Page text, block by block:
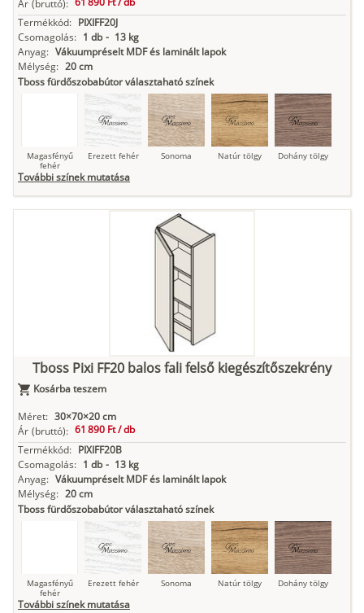
Ár (bruttó):
Termékkód: PIXIFF20J
Csomagolás: 1 db - 13 kg
Anyag: Vákuumpréselt MDF és laminált lapok
Mélység: 20 cm
Tboss fürdőszobabútor választaható színek
Magasfényű
fehér
Erezett fehér Sonoma Natúr tölgy Dohány tölgy
Loft beton
Nádzöld
Antracit Matt fekete
További színek mutatása
Tboss Pixi FF20 balos fali felső kiegészítőszekrény
Kosárba teszem
Méret: 30×70×20 cm
Ár (bruttó): 61 890 Ft /db
Termékkód: PIXIFF20B
Csomagolás: 1 db - 13 kg
Anyag: Vákuumpréselt MDF és laminált lapok
Mélység: 20 cm
Tboss fürdőszobabútor választaható színek
Magasfényű
fehér
Erezett fehér Sonoma Natúr tölgy Dohány tölgy
További színek mutatása